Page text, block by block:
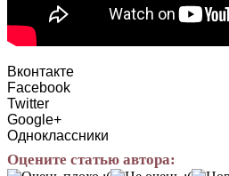
Вконтакте
Facebook
Twitter
Google+
Одноклассники
Оцените статью автора: